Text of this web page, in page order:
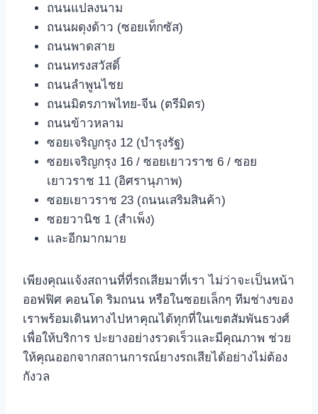
ถนนแปลงนาม
ถนนผดุงด้าว (ซอยเท็กซัส)
ถนนพาดสาย
ถนนทรงสวัสดิ์
ถนนลำพูนไชย
ถนนมิตรภาพไทย-จีน (ตรีมิตร)
ถนนข้าวหลาม
ซอยเจริญกรุง 12 (บำรุงรัฐ)
ซอยเจริญกรุง 16 / ซอยเยาวราช 6 / ซอย
เยาวราช 11 (อิศรานุภาพ)
ซอยเยาวราช 23 (ถนนเสริมสินค้า)
ซอยวานิช 1 (สำเพ็ง)
และอีกมากมาย
เพียงคุณแจ้งสถานที่ที่รถเสียมาที่เรา ไม่ว่าจะเป็นหน้า
ออฟฟิศ คอนโด ริมถนน หรือในซอยเล็กๆ ทีมช่างของ
เราพร้อมเดินทางไปหาคุณได้ทุกที่ในเขตสัมพันธวงศ์
เพื่อให้บริการ ปะยางอย่างรวดเร็วและมีคุณภาพ ช่วย
ให้คุณออกจากสถานการณ์ยางรถเสียได้อย่างไม่ต้อง
กังวล